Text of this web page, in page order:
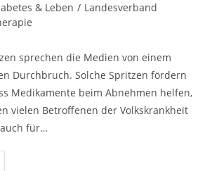
& Leben / Landesverband
sprechen die Medien von einem
Durchbruch. Solche Spritzen fördern
Medikamente beim Abnehmen helfen,
vielen Betroffenen der Volkskrankheit
für…